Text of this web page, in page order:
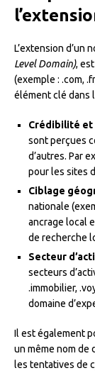
L’extension d’un
Level Domain),
(exemple : .com,
élément clé dans
Crédibilité et
sont perçues
d’autres. Par
pour les sites
Ciblage
nationale
ancrage local
de recherche
Secteur
secteurs
.immobilier,
domaine
Il est également
un même nom de
les tentatives de